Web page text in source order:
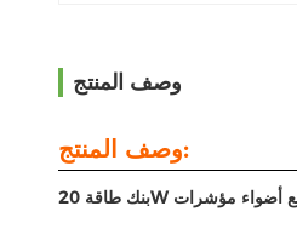
وصف المنتج
وصف المنتج: